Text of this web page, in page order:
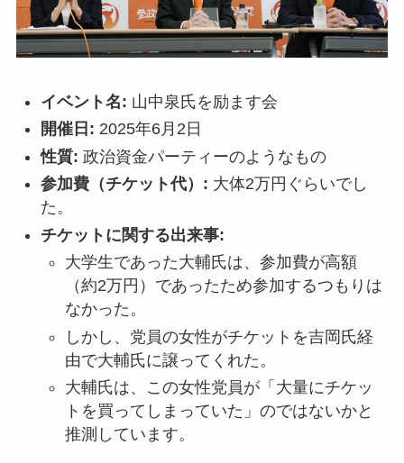
イベント名: 山中泉氏を励ます会
開催日: 2025年6月2日
性質: 政治資金パーティーのようなもの
参加費（チケット代）: 大体2万円ぐらいでし
た。
チケットに関する出来事:
大学生であった大輔氏は、参加費が高額
（約2万円）であったため参加するつもりは
なかった。
しかし、党員の女性がチケットを吉岡氏経
由で大輔氏に譲ってくれた。
大輔氏は、この女性党員が「大量にチケッ
トを買ってしまっていた」のではないかと
推測しています。